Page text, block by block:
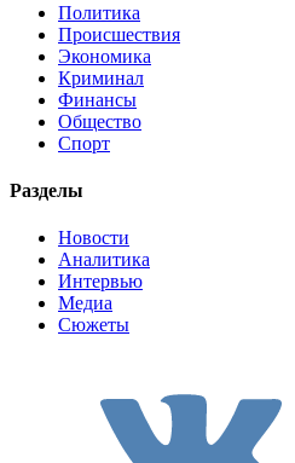
Политика
Происшествия
Экономика
Криминал
Финансы
Общество
Спорт
Разделы
Новости
Аналитика
Интервью
Медиа
Сюжеты